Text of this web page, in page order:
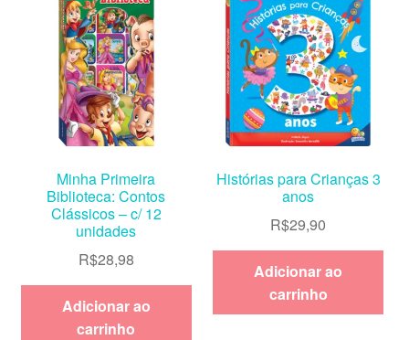
Minha Primeira
Biblioteca: Contos
Clássicos – c/ 12
unidades
R$28,98
Adicionar ao
carrinho
Histórias para Crianças 3
anos
R$29,90
Adicionar ao
carrinho